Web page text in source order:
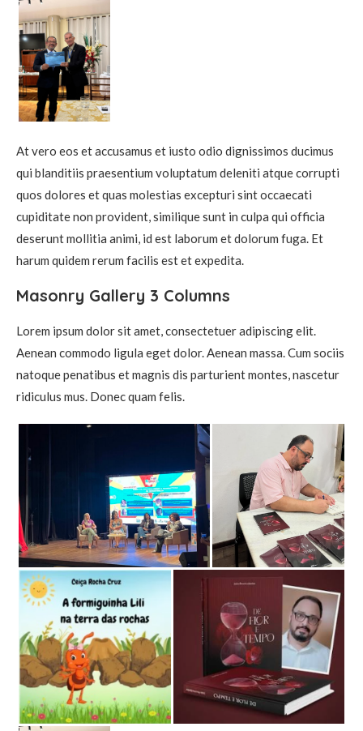
At vero eos et accusamus et iusto odio dignissimos ducimus
qui blanditiis praesentium voluptatum deleniti atque corrupti
quos dolores et quas molestias excepturi sint occaecati
cupiditate non provident, similique sunt in culpa qui officia
deserunt mollitia animi, id est laborum et dolorum fuga. Et
harum quidem rerum facilis est et expedita.
Masonry Gallery 3 Columns
Lorem ipsum dolor sit amet, consectetuer adipiscing elit.
Aenean commodo ligula eget dolor. Aenean massa. Cum sociis
natoque penatibus et magnis dis parturient montes, nascetur
ridiculus mus. Donec quam felis.